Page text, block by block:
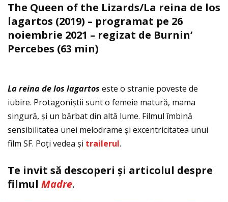
The Queen of the Lizards/La reina de los
lagartos (2019) – programat pe 26
noiembrie 2021 – regizat de Burnin’
Percebes (63 min)
La reina de los lagartos este o stranie poveste de
iubire. Protagoniștii sunt o femeie matură, mama
singură, și un bărbat din altă lume. Filmul îmbină
sensibilitatea unei melodrame și excentricitatea unui
film SF. Poţi vedea și trailerul.
Te invit să descoperi și articolul despre
filmul Madre.